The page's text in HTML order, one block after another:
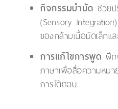
กิจกรรมบำบัด ช่วย
(Sensory
ของกล้ามเนื้อมัดเล็กแ
การแก้ไขการพูด ฝึ
ภาษาเพื่อสื่อความหมา
การโต้ตอบ